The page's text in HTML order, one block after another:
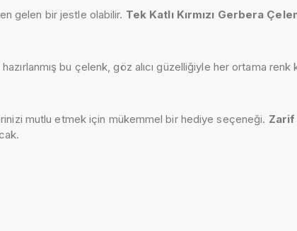
gelen bir jestle olabilir. Tek Katlı Kırmızı Gerbera
bu çelenk, göz alıcı güzelliğiyle her ortama
mutlu etmek için mükemmel bir hediye seçeneği. Zarif